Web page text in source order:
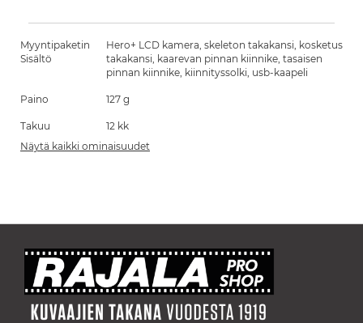
Myyntipaketin
Sisältö
Hero+ LCD kamera, skeleton takakansi, kosketus
takakansi, kaarevan pinnan kiinnike, tasaisen
pinnan kiinnike, kiinnityssolki, usb-kaapeli
Paino 127 g
Takuu
12 kk
Näytä kaikki ominaisuudet